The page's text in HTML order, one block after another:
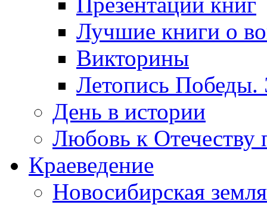
Лучшие книги о
Викторины
Летопись Победы.
День в истории
Любовь к Отечеству
Краеведение
Новосибирская земля